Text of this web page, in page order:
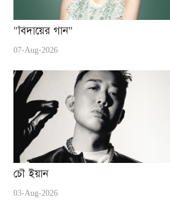
"বিদায়ের গান"
07-Aug-2026
চৌ ইয়ান
03-Aug-2026